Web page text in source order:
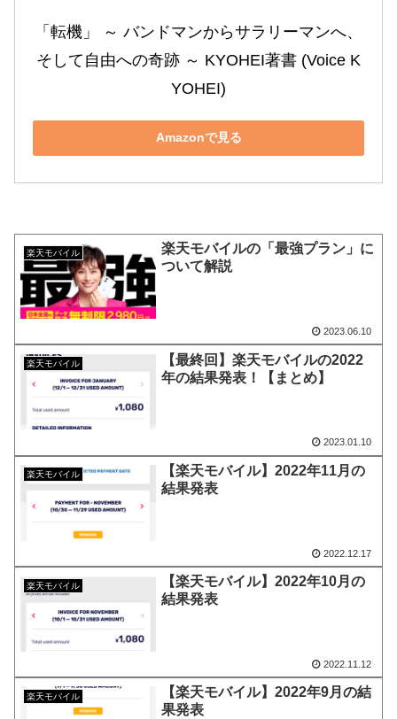
「転機」 ～ バンドマンからサラリーマンへ、
そして自由への奇跡 ～ KYOHEI著書 (Voice K
YOHEI)
Amazonで見る
楽天モバイル
楽天モバイルの「最強プラン」に
ついて解説
2023.06.10
楽天モバイル
【最終回】楽天モバイルの2022
年の結果発表！【まとめ】
2023.01.10
楽天モバイル
【楽天モバイル】2022年11月の
結果発表
2022.12.17
楽天モバイル
【楽天モバイル】2022年10月の
結果発表
2022.11.12
楽天モバイル
【楽天モバイル】2022年9月の結
果発表